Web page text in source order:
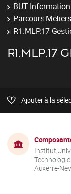
BUT
Parcours
R1.MLP.17
R1.MLP.17
Ajouter à la
Institut
Auxerre-